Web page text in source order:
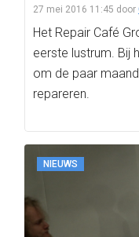
27 mei 2016 11:45 door
Het Repair Café
eerste lustrum. Bij
om de paar
repareren.
NIEUWS